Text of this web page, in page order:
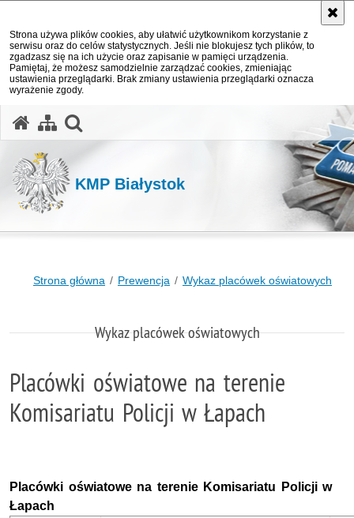
Strona używa plików cookies, aby ułatwić użytkownikom korzystanie z
serwisu oraz do celów statystycznych. Jeśli nie blokujesz tych plików, to
zgadzasz się na ich użycie oraz zapisanie w pamięci urządzenia.
Pamiętaj, że możesz samodzielnie zarządzać cookies, zmieniając
ustawienia przeglądarki. Brak zmiany ustawienia przeglądarki oznacza
wyrażenie zgody.
KMP Białystok
Strona główna Prewencja Wykaz placówek oświatowych
Wykaz placówek oświatowych
Placówki oświatowe na terenie
Komisariatu Policji w Łapach
Placówki oświatowe na terenie Komisariatu Policji w
Łapach